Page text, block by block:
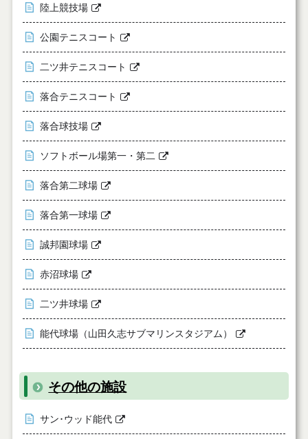
陸上競技場
公園テニスコート
二ツ井テニスコート
落合テニスコート
落合球技場
ソフトボール場第一・第二
落合第二球場
落合第一球場
誠邦園球場
赤沼球場
二ツ井球場
能代球場（山田久志サブマリンスタジアム）
その他の施設
サン･ウッド能代